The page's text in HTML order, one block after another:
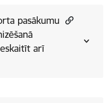
pasākumu
arī